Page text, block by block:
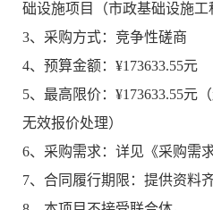
础设施项目（市政基础设施工
3、采购方式：竞争性磋商
4、预算金额：¥173633.55元
5、最高限价：¥173633.55元
无效报价处理）
6、采购需求：详见《采购需求
7、合同履行期限：提供资料